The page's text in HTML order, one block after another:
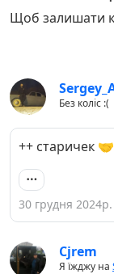
Щоб залишати
Без коліс :(
++ старичек
30 грудня
Cjrem
Я їжджу на